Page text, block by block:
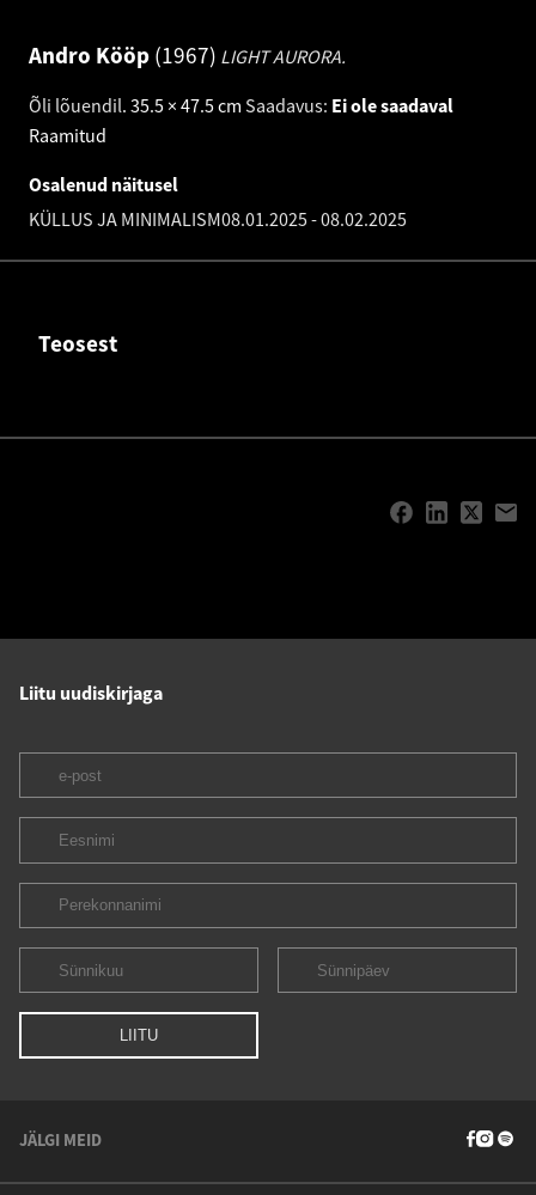
Andro Kööp 1967 LIGHT AURORA.
Õli lõuendil. 35.5 × 47.5 cm Saadavus: Ei ole saadaval
Raamitud
Osalenud näitusel
KÜLLUS JA MINIMALISM08.01.2025-08.02.2025
Teosest
Liitu uudiskirjaga
JÄLGI MEID